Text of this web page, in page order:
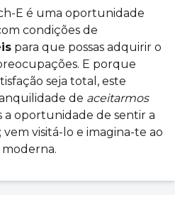
E é uma oportunidade
condições de
para que possas adquirir o
E porque
seja total, este
de aceitarmos
a oportunidade de sentir a
visitá-lo e imagina-te ao